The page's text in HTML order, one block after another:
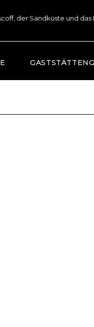
der Sandküste und das